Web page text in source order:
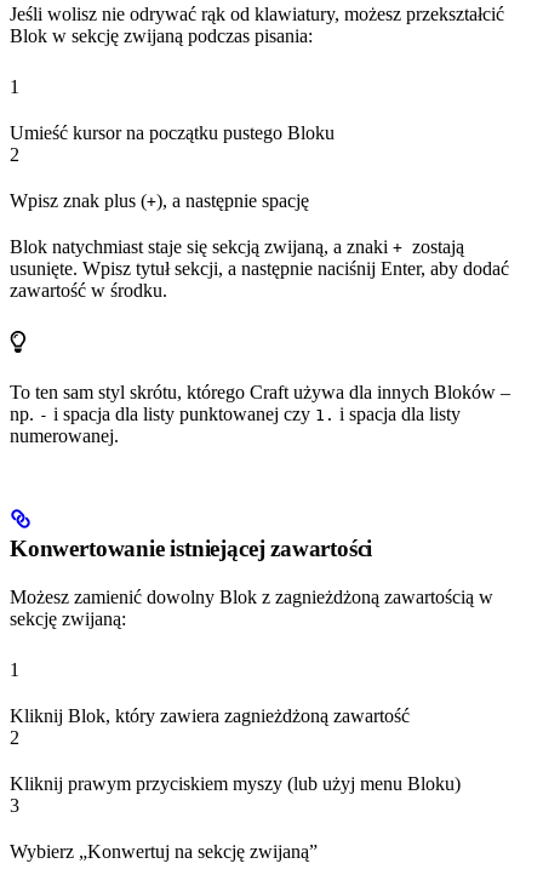
Jeśli wolisz nie odrywać rąk od klawiatury, możesz przekształcić
Blok w sekcję zwijaną podczas pisania:
1
Umieść kursor na początku pustego Bloku
2
Wpisz znak plus (+), a następnie spację
Blok natychmiast staje się sekcją zwijaną, a znaki + zostają
usunięte. Wpisz tytuł sekcji, a następnie naciśnij Enter, aby dodać
zawartość w środku.
To ten sam styl skrótu, którego Craft używa dla innych Bloków –
np. - i spacja dla listy punktowanej czy 1. i spacja dla listy
numerowanej.
Konwertowanie istniejącej zawartości
Możesz zamienić dowolny Blok z zagnieżdżoną zawartością w
sekcję zwijaną:
1
Kliknij Blok, który zawiera zagnieżdżoną zawartość
2
Kliknij prawym przyciskiem myszy (lub użyj menu Bloku)
3
Wybierz „Konwertuj na sekcję zwijaną”